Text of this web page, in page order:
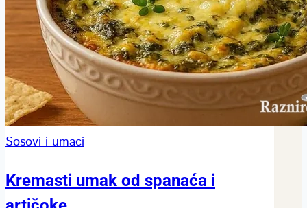
Sosovi i umaci
Kremasti umak od spanaća i